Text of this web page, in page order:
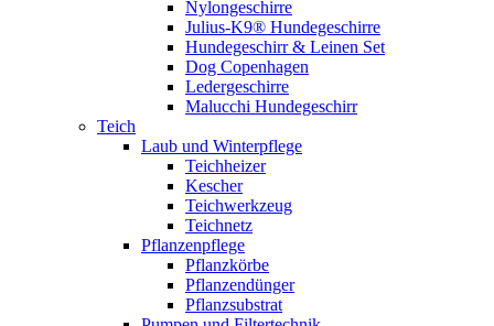
Nylongeschirre
Julius-K9® Hundegeschirre
Hundegeschirr & Leinen Set
Dog Copenhagen
Ledergeschirre
Malucchi Hundegeschirr
Teich
Laub und Winterpflege
Teichheizer
Kescher
Teichwerkzeug
Teichnetz
Pflanzenpflege
Pflanzkörbe
Pflanzendünger
Pflanzsubstrat